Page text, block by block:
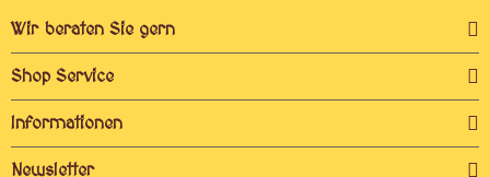
Wir beraten Sie gern
Shop Service
Informationen
Newsletter